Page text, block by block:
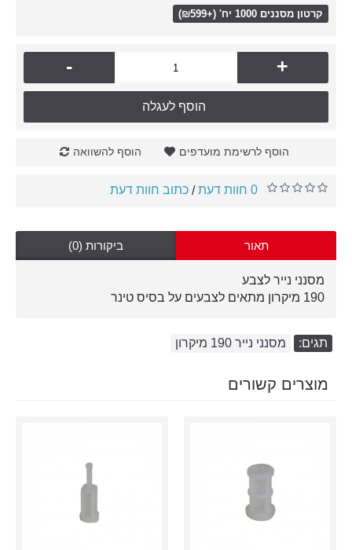
קרטון מסננים 1000 יח' (+₪599)
- +
הוסף לעגלה
הוסף לרשימת מועדפים הוסף להשוואה
0 חוות דעת / כתוב חוות דעת
תאור ביקורות (0)
מסנני נייר לצבע
190 מיקרון מתאים לצבעים על בסיס טינר
תגים: מסנני נייר 190 מיקרון
מוצרים קשורים